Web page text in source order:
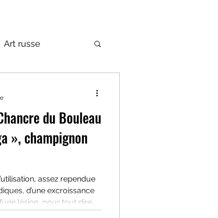
Art russe
du Bouleau
», champignon
assez rependue
d’une excroissance
lésion, pour tout dire,